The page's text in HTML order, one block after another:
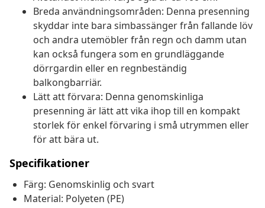
Breda användningsområden: Denna presenning
skyddar inte bara simbassänger från fallande löv
och andra utemöbler från regn och damm utan
kan också fungera som en grundläggande
dörrgardin eller en regnbeständig
balkongbarriär.
Lätt att förvara: Denna genomskinliga
presenning är lätt att vika ihop till en kompakt
storlek för enkel förvaring i små utrymmen eller
för att bära ut.
Specifikationer
Färg: Genomskinlig och svart
Material: Polyeten (PE)